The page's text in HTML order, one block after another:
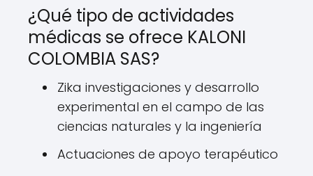
¿Qué tipo de actividades
médicas se ofrece KALONI
COLOMBIA SAS?
Zika investigaciones y desarrollo
experimental en el campo de las
ciencias naturales y la ingeniería
Actuaciones de apoyo terapéutico